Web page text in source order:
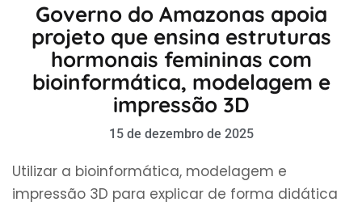
Governo do Amazonas apoia
projeto que ensina estruturas
hormonais femininas com
bioinformática, modelagem e
impressão 3D
15 de dezembro de 2025
Utilizar a bioinformática, modelagem e
impressão 3D para explicar de forma didática